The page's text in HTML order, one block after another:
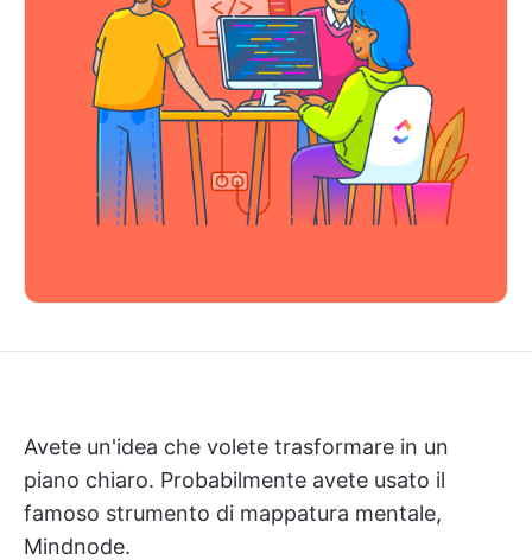
Avete un'idea che volete trasformare in un
piano chiaro. Probabilmente avete usato il
famoso strumento di mappatura mentale,
Mindnode.